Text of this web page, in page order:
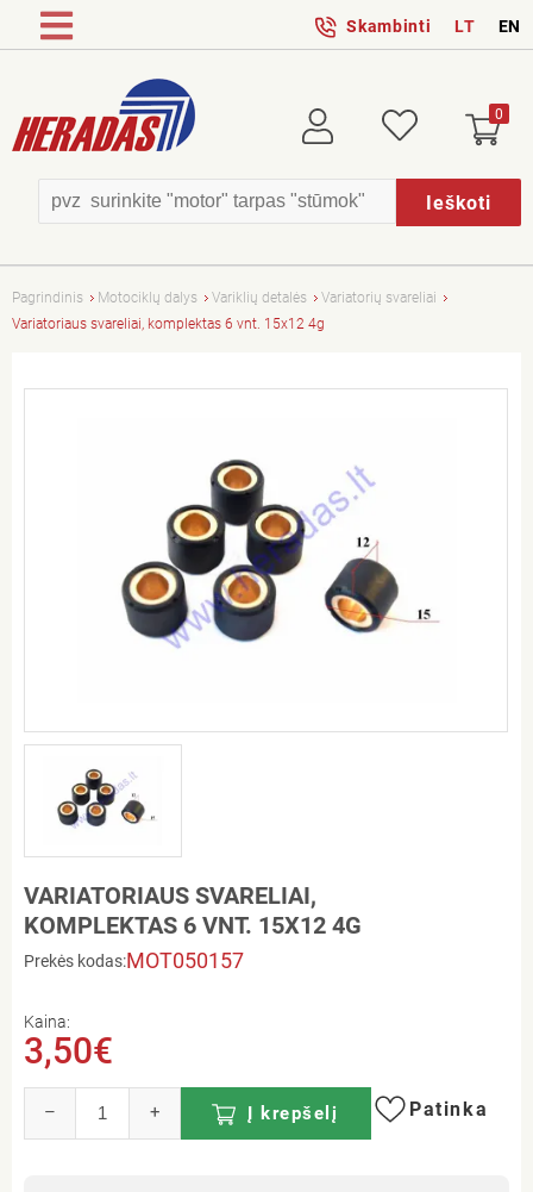
Skambinti LT EN
Ieškoti
Prisijungti Patikusios 0
Pagrindinis Motociklų dalys Variklių detalės
Variatorių svareliai
Variatoriaus svareliai, komplektas 6 vnt. 15x12 4g
VARIATORIAUS SVARELIAI,
KOMPLEKTAS 6 VNT. 15X12 4G
Prekės kodas:MOT050157
Kaina:
3,50€
– + Į krepšelį Patinka